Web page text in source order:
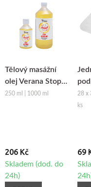
Tělový masážní
olej Verana Stop
Celulitidě
250 ml | 1000 ml
206 Kč
Skladem (dod. do
24h)
28 x
ks
69